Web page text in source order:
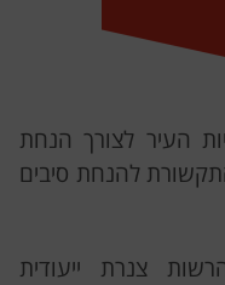
העיר לצורך הנחת
להנחת סיבים
צנרת ייעודית